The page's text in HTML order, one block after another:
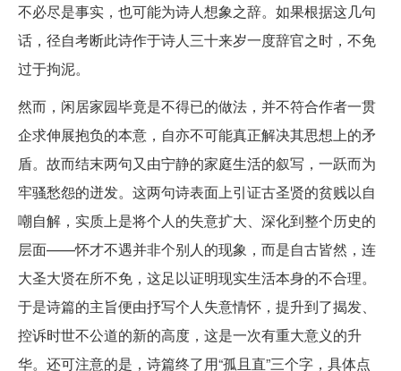
不必尽是事实，也可能为诗人想象之辞。如果根据这几句
话，径自考断此诗作于诗人三十来岁一度辞官之时，不免
过于拘泥。
然而，闲居家园毕竟是不得已的做法，并不符合作者一贯
企求伸展抱负的本意，自亦不可能真正解决其思想上的矛
盾。故而结末两句又由宁静的家庭生活的叙写，一跃而为
牢骚愁怨的迸发。这两句诗表面上引证古圣贤的贫贱以自
嘲自解，实质上是将个人的失意扩大、深化到整个历史的
层面——怀才不遇并非个别人的现象，而是自古皆然，连
大圣大贤在所不免，这足以证明现实生活本身的不合理。
于是诗篇的主旨便由抒写个人失意情怀，提升到了揭发、
控诉时世不公道的新的高度，这是一次有重大意义的升
华。还可注意的是，诗篇终了用“孤且直”三个字，具体点